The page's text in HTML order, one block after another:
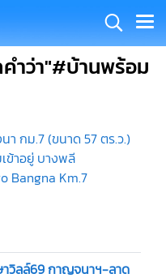
ำว่า"#บ้านพร้อม
า กม.7 (ขนาด 57 ตร.ว.)
ข้าอยู่ บางพลี
Bangna Km.7
วิลล์69 กาญจนาฯ-ลาด